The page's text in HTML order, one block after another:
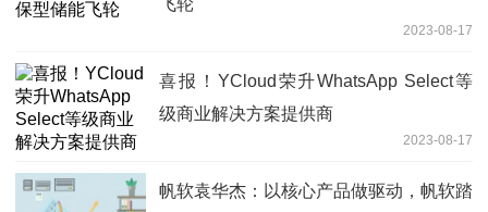
2023-08-17
喜报！YCloud荣升WhatsApp Select等
级商业解决方案提供商
2023-08-17
帆软袁华杰：以核心产品做驱动，帆软踏